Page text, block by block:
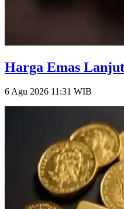
Harga Emas
6 Agu 2026 11:31 WIB